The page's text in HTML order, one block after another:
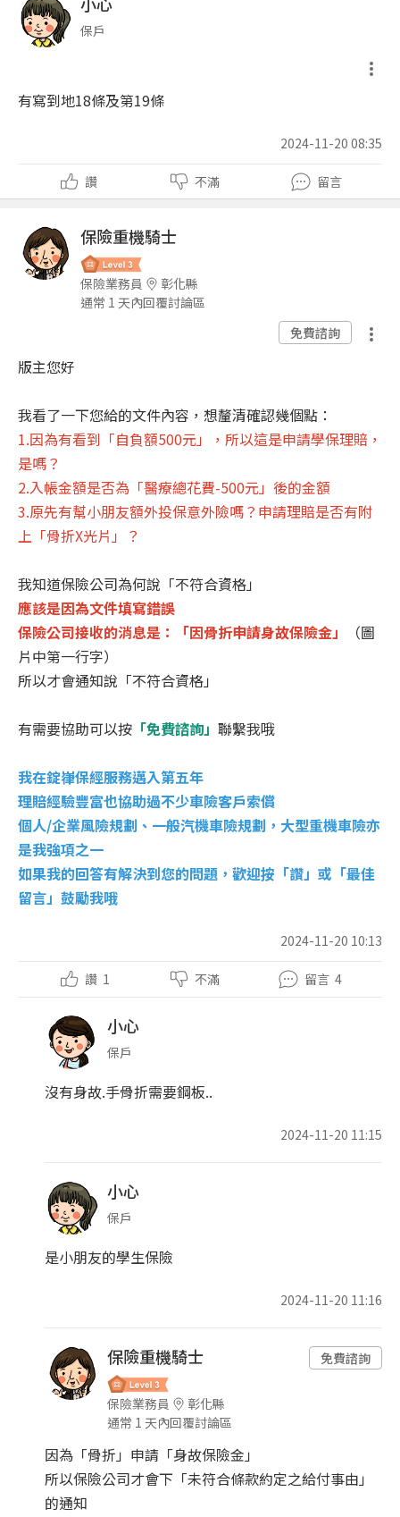
保戶
有寫到地18條及第19條
2024-11-20 08:35
讚 不滿 留言
保險重機騎士
保險業務員
彰化縣
通常 1 天內回覆討論區
免費諮詢
版主您好
我看了一下您給的文件內容，想釐清確認幾個點：
1.因為有看到「自負額500元」，所以這是申請學保理賠，
是嗎？
2.入帳金額是否為「醫療總花費-500元」後的金額
3.原先有幫小朋友額外投保意外險嗎？申請理賠是否有附
上「骨折X光片」？
我知道保險公司為何說「不符合資格」
應該是因為文件填寫錯誤
保險公司接收的消息是：「因骨折申請身故保險金」
（圖
片中第一行字）
所以才會通知說「不符合資格」
有需要協助可以按 「免費諮詢」 聯繫我哦
我在錠嵂保經服務邁入第五年
理賠經驗豐富也協助過不少車險客戶索償
個人/企業風險規劃、一般汽機車險規劃，大型重機車險亦
是我強項之一
如果我的回答有解決到您的問題，歡迎按「讚」或「最佳
留言」鼓勵我哦
2024-11-20 10:13
讚 1 不滿 留言 4
小心
保戶
沒有身故.手骨折需要鋼板..
2024-11-20 11:15
小心
保戶
是小朋友的學生保險
2024-11-20 11:16
保險重機騎士
保險業務員
彰化縣
通常 1 天內回覆討論區
免費諮詢
因為「骨折」申請「身故保險金」
所以保險公司才會下「未符合條款約定之給付事由」
的通知